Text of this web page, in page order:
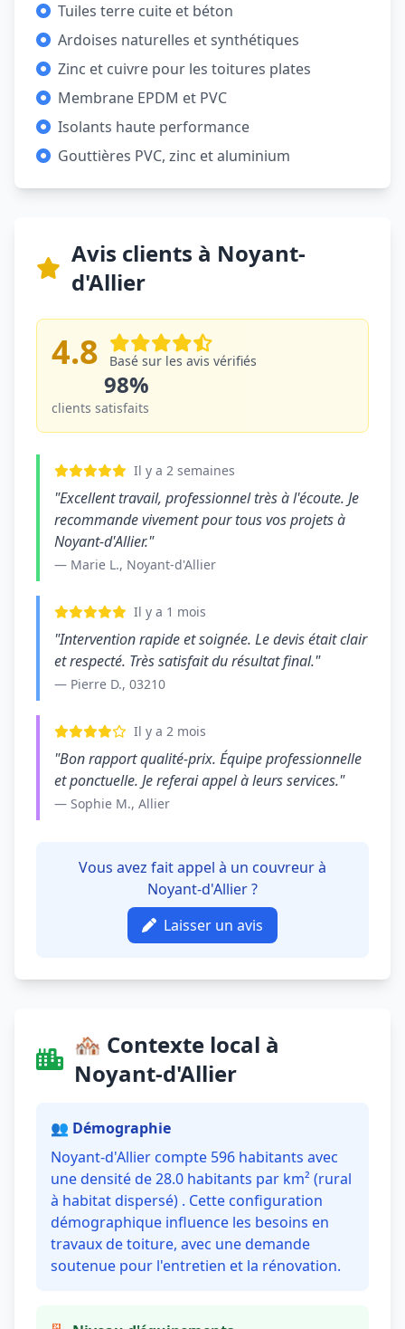
Tuiles terre cuite et béton
Ardoises naturelles et synthétiques
Zinc et cuivre pour les toitures plates
Membrane EPDM et PVC
Isolants haute performance
Gouttières PVC, zinc et aluminium
Avis clients à Noyant-
d'Allier
4.8 Basé sur les avis vérifiés
98%
clients satisfaits
Il y a 2 semaines
"Excellent travail, professionnel très à l'écoute. Je
recommande vivement pour tous vos projets à
Noyant-d'Allier."
— Marie L., Noyant-d'Allier
Il y a 1 mois
"Intervention rapide et soignée. Le devis était clair
et respecté. Très satisfait du résultat final."
— Pierre D., 03210
Il y a 2 mois
"Bon rapport qualité-prix. Équipe professionnelle
et ponctuelle. Je referai appel à leurs services."
— Sophie M., Allier
Vous avez fait appel à un couvreur à
Noyant-d'Allier ?
Laisser un avis
🏘️ Contexte local à
Noyant-d'Allier
👥 Démographie
Noyant-d'Allier compte 596 habitants avec
une densité de 28.0 habitants par km² (rural
à habitat dispersé) . Cette configuration
démographique influence les besoins en
travaux de toiture, avec une demande
soutenue pour l'entretien et la rénovation.